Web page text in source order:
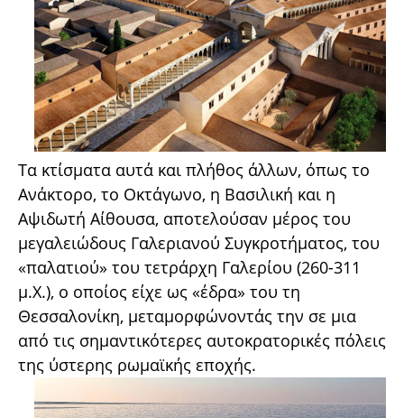
Τα κτίσματα αυτά και πλήθος άλλων, όπως το
Ανάκτορο, το Οκτάγωνο, η Βασιλική και η
Αψιδωτή Αίθουσα, αποτελούσαν μέρος του
μεγαλειώδους Γαλεριανού Συγκροτήματος, του
«παλατιού» του τετράρχη Γαλερίου (260-311
μ.Χ.), ο οποίος είχε ως «έδρα» του τη
Θεσσαλονίκη, μεταμορφώνοντάς την σε μια
από τις σημαντικότερες αυτοκρατορικές πόλεις
της ύστερης ρωμαϊκής εποχής.